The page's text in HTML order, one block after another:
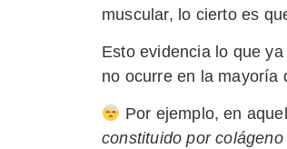
muscular, lo cierto es
Esto evidencia lo que
no ocurre en la mayoría
Por ejemplo, en
constituido por